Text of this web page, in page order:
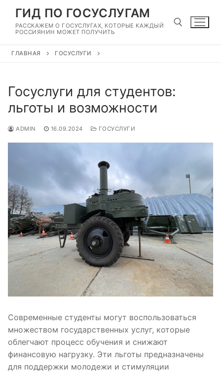
Перейти
содержимому
ГИД ПО ГОСУСЛУГАМ
РАССКАЖЕМ О ГОСУСЛУГАХ, КОТОРЫЕ КАЖДЫЙ
РОССИЯНИН МОЖЕТ ПОЛУЧИТЬ
ГЛАВНАЯ ГОСУСЛУГИ
Госуслуги для студентов:
льготы и возможности
ADMIN 16.09.2024 ГОСУСЛУГИ
Современные студенты могут воспользоваться
множеством государственных услуг, которые
облегчают процесс обучения и снижают
финансовую нагрузку. Эти льготы предназначены
для поддержки молодежи и стимуляции